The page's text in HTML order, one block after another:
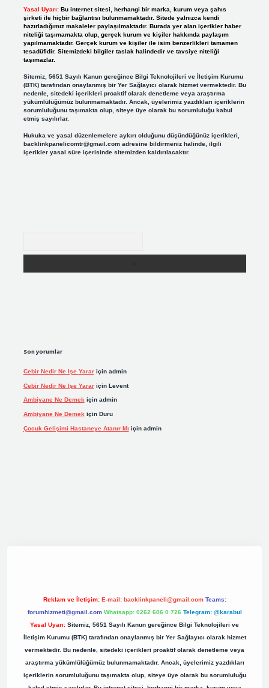
Yasal Uyarı: Bu internet sitesi, herhangi bir marka, kurum veya şahıs
şirketi ile hiçbir bağlantısı bulunmamaktadır. Sitede yalnızca kendi
hazırladığımız makaleler paylaşılmaktadır. Burada yer alan içerikler haber
niteliği taşımamakta olup, gerçek kurum ve kişiler hakkında paylaşım
yapılmamaktadır. Gerçek kurum ve kişiler ile isim benzerlikleri tamamen
tesadüfidir. Sitemizdeki bilgiler taslak halindedir ve tavsiye niteliği
taşımazlar.
Sitemiz, 5651 Sayılı Kanun gereğince Bilgi Teknolojileri ve İletişim Kurumu
(BTK) tarafından onaylanmış bir Yer Sağlayıcı olarak hizmet vermektedir. Bu
nedenle, sitedeki içerikleri proaktif olarak denetleme veya araştırma
yükümlülüğümüz bulunmamaktadır. Ancak, üyelerimiz yazdıkları içeriklerin
sorumluluğunu taşımakta olup, siteye üye olarak bu sorumluluğu kabul
etmiş sayılırlar.
Hukuka ve yasal düzenlemelere aykırı olduğunu düşündüğünüz içerikleri,
backlinkpanelicomtr@gmail.comadresine bildirmeniz halinde, ilgili
içerikler yasal süre içerisinde sitemizden kaldırılacaktır.
Son yorumlar
Cebir Nedir Ne Işe Yarariçin admin
Cebir Nedir Ne Işe Yarariçin Levent
Ambiyane Ne Demekiçin admin
Ambiyane Ne Demek için Duru
Çocuk Gelişimi Hastaneye Atanır Mı için admin
Reklam ve İletişim: E-mail: backlinkpaneli@gmail.com Teams:
forumhizmeti@gmail.com Whatsapp: 0262 606 0 726 Telegram: @karabul
Yasal Uyarı: Sitemiz, 5651 Sayılı Kanun gereğince Bilgi Teknolojileri ve
İletişim Kurumu (BTK) tarafından onaylanmış bir Yer Sağlayıcı olarak hizmet
vermektedir. Bu nedenle, sitedeki içerikleri proaktif olarak denetleme veya
araştırma yükümlülüğümüz bulunmamaktadır. Ancak, üyelerimiz yazdıkları
içeriklerin sorumluluğunu taşımakta olup, siteye üye olarak bu sorumluluğu